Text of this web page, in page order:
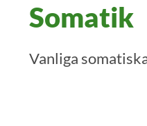
Somatik
Vanliga